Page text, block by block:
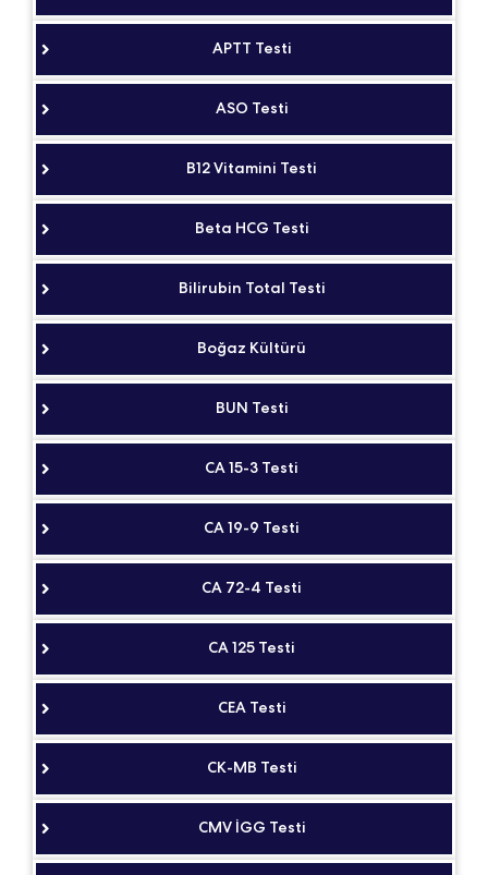
APTT Testi
ASO Testi
B12 Vitamini Testi
Beta HCG Testi
Bilirubin Total Testi
Boğaz Kültürü
BUN Testi
CA 15-3 Testi
CA 19-9 Testi
CA 72-4 Testi
CA 125 Testi
CEA Testi
CK-MB Testi
CMV İGG Testi